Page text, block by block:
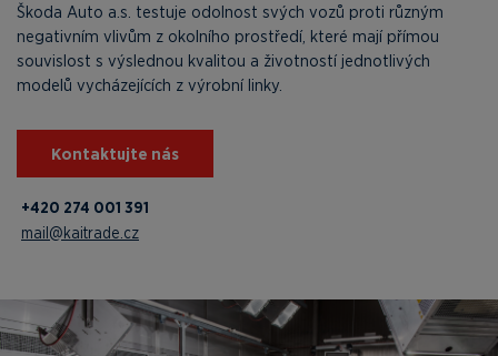
Škoda Auto a.s. testuje odolnost svých vozů proti různým
negativním vlivům z okolního prostředí, které mají přímou
souvislost s výslednou kvalitou a životností jednotlivých
modelů vycházejících z výrobní linky.
Kontaktujte nás
+420 274 001 391
mail@kaitrade.cz